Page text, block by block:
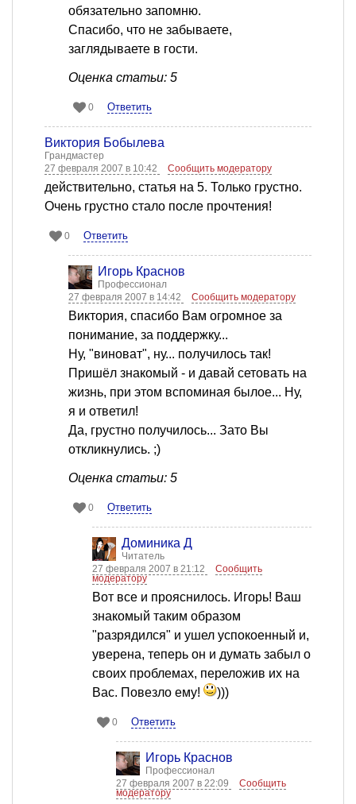
обязательно запомню.
Спасибо, что не забываете,
заглядываете в гости.
Оценка статьи: 5
0 Ответить
Виктория Бобылева
Грандмастер
27 февраля 2007 в 10:42
Сообщить модератору
действительно, статья на 5. Только грустно.
Очень грустно стало после прочтения!
0 Ответить
Игорь Краснов
Профессионал
27 февраля 2007 в 14:42
Сообщить модератору
Виктория, спасибо Вам огромное за
понимание, за поддержку...
Ну, "виноват", ну... получилось так!
Пришёл знакомый - и давай сетовать на
жизнь, при этом вспоминая былое... Ну,
я и ответил!
Да, грустно получилось... Зато Вы
откликнулись. ;)
Оценка статьи: 5
0 Ответить
Доминика Д
Читатель
27 февраля 2007 в 21:12
Сообщить
модератору
Вот все и прояснилось. Игорь! Ваш
знакомый таким образом
"разрядился" и ушел успокоенный и,
уверена, теперь он и думать забыл о
своих проблемах, переложив их на
Вас. Повезло ему!
)))
0 Ответить
Игорь Краснов
Профессионал
27 февраля 2007 в 22:09
Сообщить
модератору